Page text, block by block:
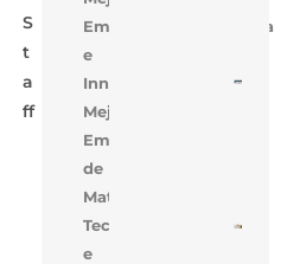
S
T
A
Ff
Empresarial,Tecnologia
e
Innovacion
Mejora
Empresarial,Uso
de
Materiales
Tecnología
e
De